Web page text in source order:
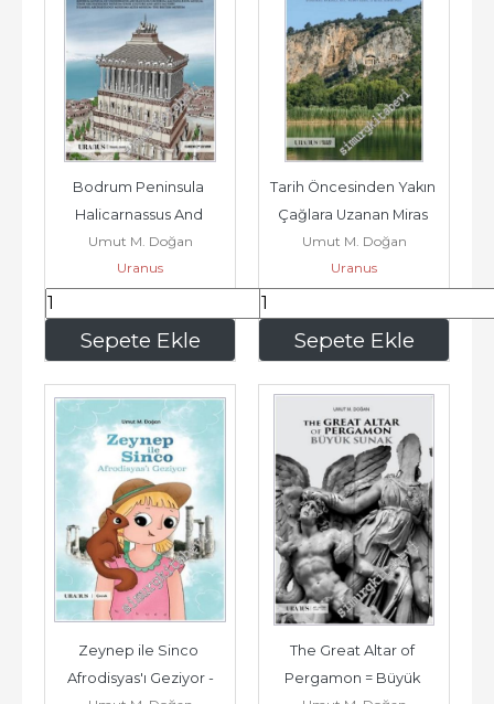
Sepete Ekle
Bodrum Peninsula
Halicarnassus And
Surrounding Areas - The
Ancient...
Umut M. Doğan
Uranus
1.440 ,00 Sepete Ekle
Tarih Öncesinden Yakın
Çağlara Uzanan Miras
Karia : Güneybatı
Anadolu...
Umut M. Doğan
Uranus
2.598 ,40
Zeynep ile Sinco
Afrodisyas'ı Geziyor -
The Great Altar of
Pergamon = Büyük